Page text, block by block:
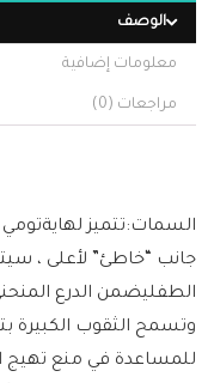
الوصف
معلومات إضافية
مراجعات (0)
السمات:تتميز
جانب “خاطئ” لأعلى ،
الطفليضمن الدرع
وتسمح الثقوب الكبيرة
للمساعدة في منع